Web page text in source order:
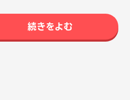
続きをよむ